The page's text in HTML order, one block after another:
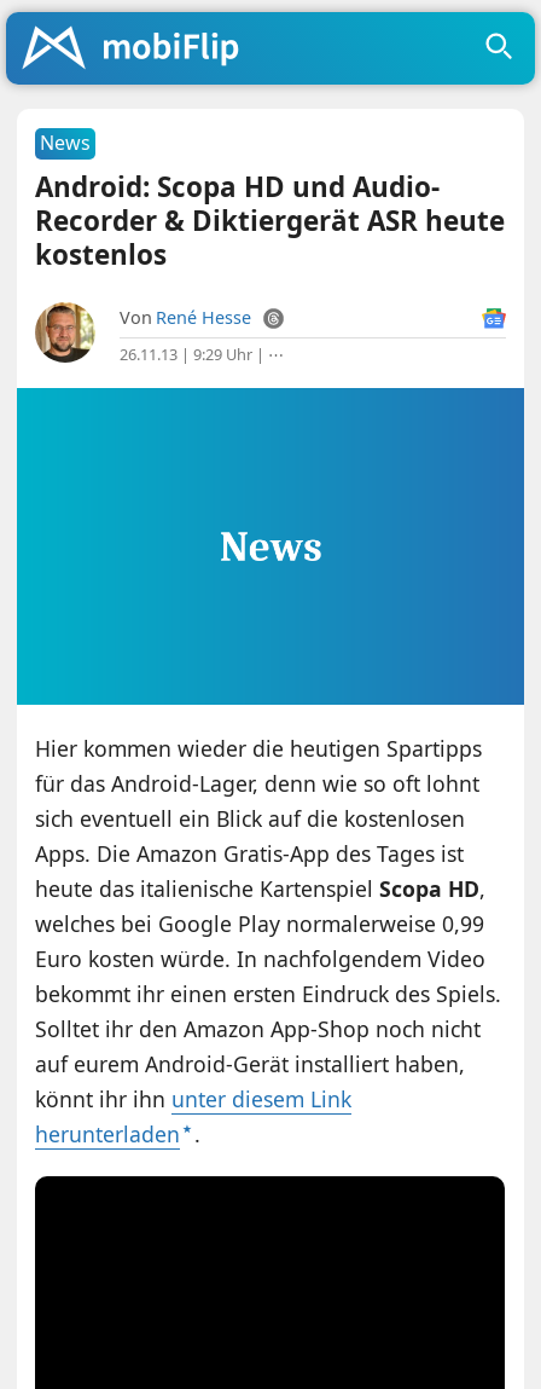
News
Android: Scopa HD und Audio-
Recorder & Diktiergerät ASR heute
kostenlos
Von René Hesse
26.11.13 | 9:29 Uhr | ⋯
Hier kommen wieder die heutigen Spartipps
für das Android-Lager, denn wie so oft lohnt
sich eventuell ein Blick auf die kostenlosen
Apps. Die Amazon Gratis-App des Tages ist
heute das italienische KartenspielScopa HD,
welches bei Google Play normalerweise 0,99
Euro kosten würde. In nachfolgendem Video
bekommt ihr einen ersten Eindruck des Spiels.
Solltet ihr den Amazon App-Shop noch nicht
auf eurem Android-Gerät installiert haben,
könnt ihr ihn unter diesem Link
herunterladen .